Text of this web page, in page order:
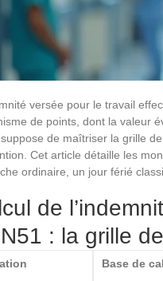
versée pour le travail
de points, dont la valeur
de maîtriser la grille
Cet article détaille les
ordinaire, un jour férié
de
: la grille
Base de